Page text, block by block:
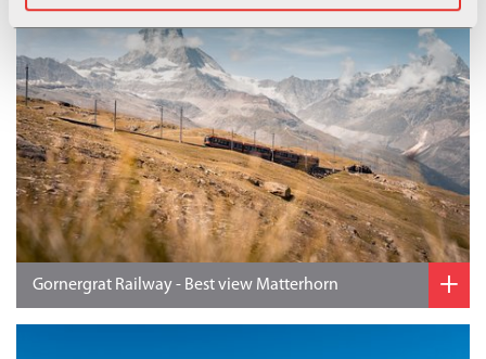
Gornergrat Railway - Best view Matterhorn +